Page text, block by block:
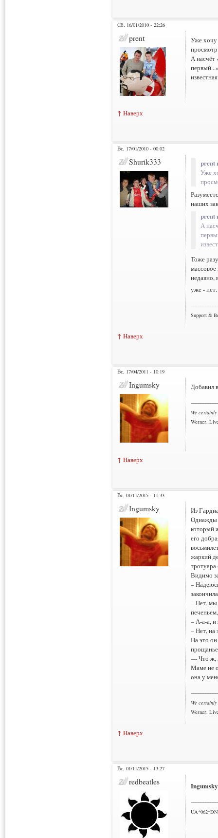
Сб, 16/01/2010 - 22:26
prent
Уже хочу
А насчёт
↑ Наверх
Вс, 17/01/2010 - 00:02
Shurik333 prent
Уже
наших
prent
А
Тоже
недавно,
уже - нет.
Support &
↑ Наверх
Вс, 17/04/2011 - 10:19
Ingumsky Добавил
We
Werner,
↑ Наверх
Вс, 01/11/2015 - 11:33
Ingumsky
Из
Однажды
который
его
жаркий
Видимо
–
– Нет, мы
– А-а-а, и
– Нет, на
На это
— Что ж,
Маме не
она у
We
Werner,
↑ Наверх
Вс, 01/11/2015 - 13:27
redbeatles Ingumsky
UA*062*DN